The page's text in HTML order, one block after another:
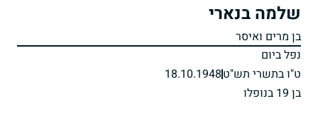
שלמה בנארי
בן מרים ואיסר
נפל ביום
ט"ו בתשרי תש"ט18.10.1948
בן 19 בנופלו